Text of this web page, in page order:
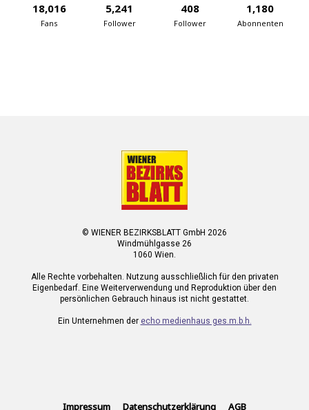
18,016
Fans
5,241
Follower
408
Follower
1,180
Abonnenten
© WIENER BEZIRKSBLATT GmbH 2026
Windmühlgasse 26
1060 Wien.
Alle Rechte vorbehalten. Nutzung ausschließlich für den privaten
Eigenbedarf. Eine Weiterverwendung und Reproduktion über den
persönlichen Gebrauch hinaus ist nicht gestattet.
Ein Unternehmen der echo medienhaus ges.m.b.h.
Impressum Datenschutzerklärung AGB